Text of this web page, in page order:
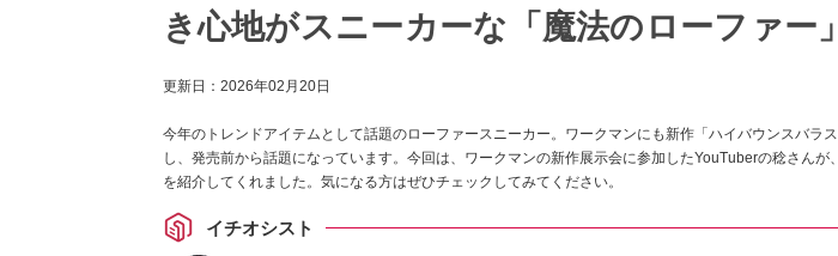
き心地がスニーカーな「魔法のローファー」
更新日： 2026年02月20日
今年のトレンドアイテムとして話題のローファースニーカー。ワークマンにも新作「ハイバウンスバラ
し、発売前から話題になっています。今回は、ワークマンの新作展示会に参加したYouTuberの稔さんが
を紹介してくれました。気になる方はぜひチェックしてみてください。
イチオシスト